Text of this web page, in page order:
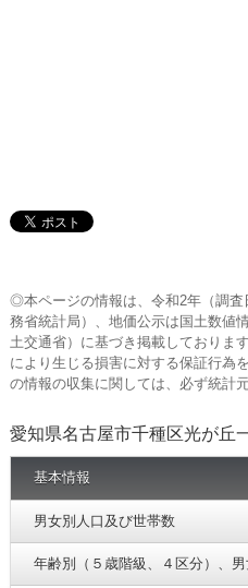
◎本ページの情報は、令和2年（調査
務省統計局）、地価公示は国土数値
土交通省）に基づき掲載しておりま
により生じる損害に対する保証行為
の情報の収集に関しては、必ず統計
愛知県名古屋市千種区光が丘
基本情報
男女別人口及び世帯数
年齢別（５歳階級、４区分）、男